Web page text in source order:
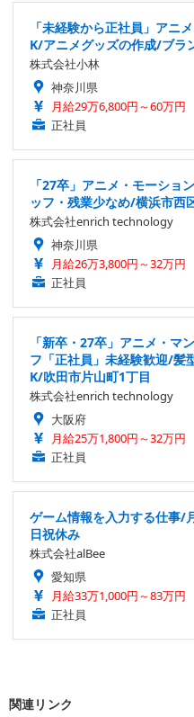
「未経験から正社員」アニ
K/アニメグッズの作成/ブラ
株式会社小林
神奈川県
月給29万6,800円～60万円
正社員
「27卒」アニメ・モーショ
ッフ・残業少なめ/横浜市西
株式会社enrich technology
神奈川県
月給26万3,800円～32万円
正社員
「新卒・27卒」アニメ・マ
フ「正社員」未経験歓迎/髪
K/吹田市片山町1丁目
株式会社enrich technology
大阪府
月給25万1,800円～32万円
正社員
ゲーム情報を入力する仕事/
日祝休み
株式会社alBee
愛知県
月給33万1,000円～83万円
正社員
関連リンク